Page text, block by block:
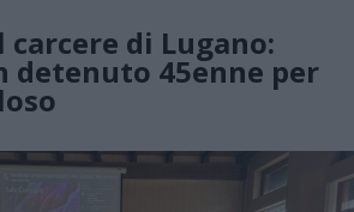
di Lugano:
detenuto 45enne per